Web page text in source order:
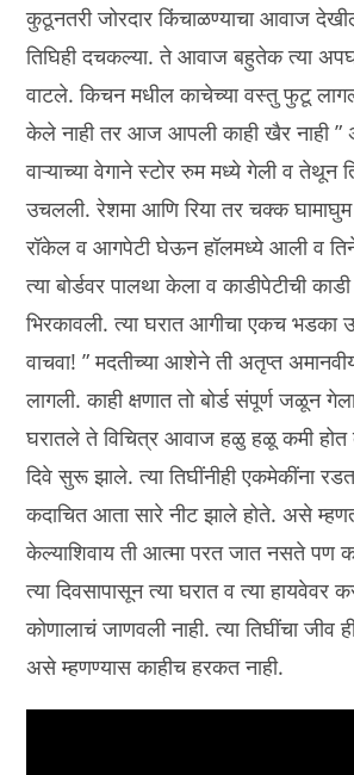
कुठूनतरी जोरदार किंचाळण्याचा आवाज
तिघिही दचकल्या. ते आवाज बहुतेक त्या
वाटले. किचन मधील काचेच्या वस्तु फुटू
केले नाही तर आज आपली काही खैर नाही
वाऱ्याच्या वेगाने स्टोर रुम मध्ये गेली व
उचलली. रेशमा आणि रिया तर चक्क घामाघुम
रॉकेल व आगपेटी घेऊन हॉलमध्ये आली व
त्या बोर्डवर पालथा केला व काडीपेटीची
भिरकावली. त्या घरात आगीचा एकच भडका
वाचवा! ” मदतीच्या आशेने ती अतृप्त
लागली. काही क्षणात तो बोर्ड संपूर्ण जळून
घरातले ते विचित्र आवाज हळु हळू कमी
दिवे सुरू झाले. त्या तिघींनीही एकमेकींना
कदाचित आता सारे नीट झाले होते. असे
केल्याशिवाय ती आत्मा परत जात नसते पण
त्या दिवसापासून त्या घरात व त्या हायवेवर
कोणालाचं जाणवली नाही. त्या तिघींचा जीव
असे म्हणण्यास काहीच हरकत नाही.